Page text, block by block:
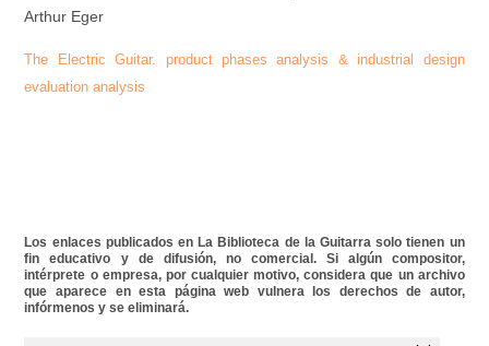
Arthur Eger
The Electric Guitar. product phases analysis & industrial design
evaluation analysis
Los enlaces publicados en La Biblioteca de la Guitarra solo tienen un
fin educativo y de difusión, no comercial. Si algún compositor,
intérprete o empresa, por cualquier motivo, considera que un archivo
que aparece en esta página web vulnera los derechos de autor,
infórmenos y se eliminará.